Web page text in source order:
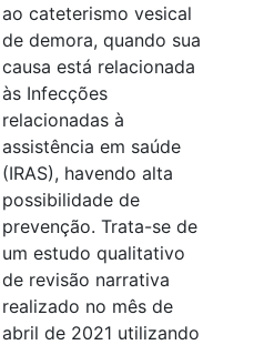
ao cateterismo vesical
de demora, quando sua
causa está relacionada
às Infecções
relacionadas à
assistência em saúde
(IRAS), havendo alta
possibilidade de
prevenção. Trata-se de
um estudo qualitativo
de revisão narrativa
realizado no mês de
abril de 2021 utilizando